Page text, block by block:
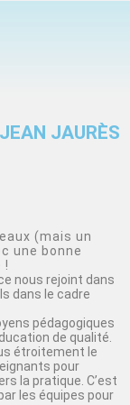
JAURÈS
(mais un
une bonne
!
nous rejoint dans
dans le cadre
pédagogiques
de qualité.
étroitement le
pour
la pratique. C’est
les équipes pour